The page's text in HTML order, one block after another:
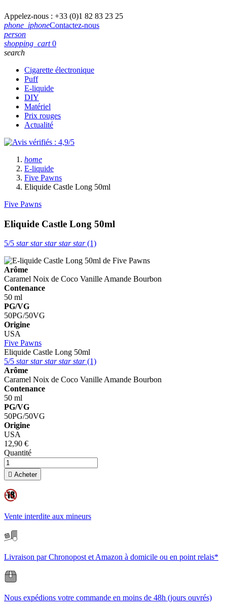
Appelez-nous : +33 (0)1 82 83 23 25
phone_iphoneContactez-nous
person
shopping_cart 0
search
Cigarette électronique
Puff
E-liquide
DIY
Matériel
Prix rouges
Actualité
home
E-liquide
Five Pawns
Eliquide Castle Long 50ml
Five Pawns
Eliquide Castle Long 50ml
5/5 starstarstarstarstar(1)
Arôme
Caramel Noix de Coco VanilleAmande Bourbon
Contenance
50 ml
PG/VG
50PG/50VG
Origine
USA
Five Pawns
Eliquide Castle Long 50ml
5/5 starstarstarstarstar(1)
Arôme
Caramel Noix de Coco VanilleAmande Bourbon
Contenance
50 ml
PG/VG
50PG/50VG
Origine
USA
12,90 €
Quantité
 Acheter
Vente interdite aux mineurs
Livraison par Chronopost et Amazon à domicile ou en point relais*
Nous expédions votre commande en moins de 48h (jours ouvrés)